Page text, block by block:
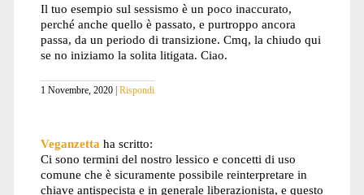
Il tuo esempio sul sessismo è un poco inaccurato,
perché anche quello è passato, e purtroppo ancora
passa, da un periodo di transizione. Cmq, la chiudo qui
se no iniziamo la solita litigata. Ciao.
1 Novembre, 2020 Rispondi
Veganzetta ha scritto:
Ci sono termini del nostro lessico e concetti di uso
comune che è sicuramente possibile reinterpretare in
chiave antispecista e in generale liberazionista, e questo